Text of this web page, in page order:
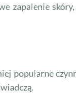
zapalenie
popularne